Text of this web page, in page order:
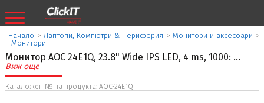
Начало > Лаптопи, Компютри & Периферия > Монитори и аксесоари >
Монитори
Монитор AOC 24E1Q, 23.8" Wide IPS LED, 4 ms, 1000: ...
Виж още
Каталожен № на продукта: AOC-24E1Q